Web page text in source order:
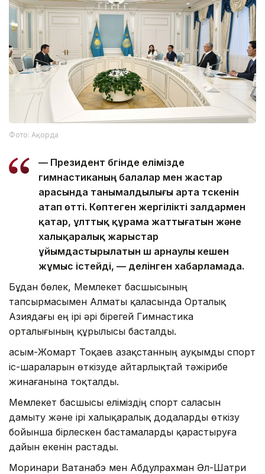
Фото: Ақорда
— Президент бүгінде елімізде
гимнастиканың балалар мен жастар
арасында танымалдылығы арта түскенін
атап өтті. Көптеген жергілікті залдармен
қатар, ұлттық құрама жаттығатын және
халықаралық жарыстар
ұйымдастырылатын үш арнаулы кешен
жұмыс істейді, — делінген хабарламада.
Бұдан бөлек, Мемлекет басшысының
тапсырмасымен Алматы қаласында Орталық
Азиядағы ең ірі әрі бірегей Гимнастика
орталығының құрылысы басталды.
Қасым-Жомарт Тоқаев Қазақстанның ауқымды спорт
іс-шараларын өткізуде айтарлықтай тәжірибе
жинағанына тоқталды.
Мемлекет басшысы еліміздің спорт саласын
дамыту және ірі халықаралық додаларды өткізу
бойынша бірлескен бастамаларды қарастыруға
дайын екенін растады.
Моринари Ватанабэ мен Абдулрахман Әл-Шатри